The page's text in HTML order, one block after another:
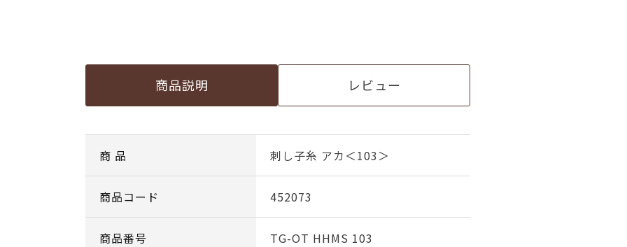
商品説明 レビュー
商 品 刺し子糸 アカ＜103＞
商品コード 452073
商品番号 TG-OT HHMS 103